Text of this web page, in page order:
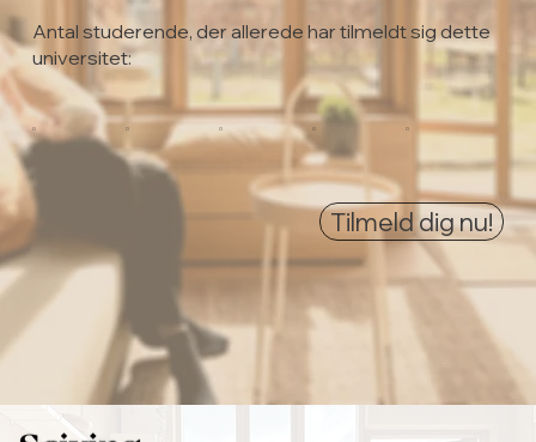
Antal studerende, der allerede har tilmeldt sig dette
universitet:
0
0
0
0
0
Tilmeld dig nu!